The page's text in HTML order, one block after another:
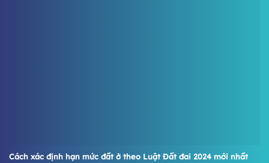
Cách xác định hạn mức đất ở theo Luật Đất đai 2024 mới nhất